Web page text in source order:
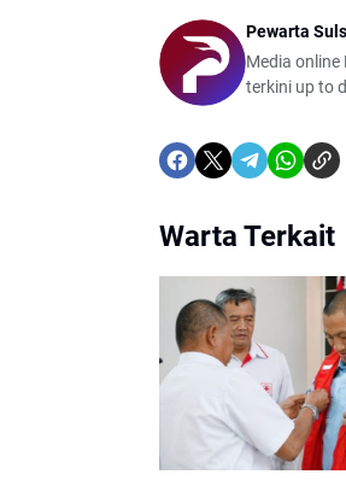
Pewarta
Media
terkini up to
Warta Terkait